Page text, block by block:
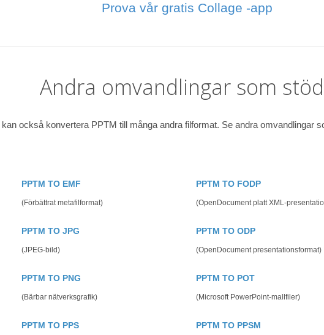
Prova vår gratis Collage -app
Andra omvandlingar som
kan också konvertera PPTM till många andra filformat. Se andra omvandlingar
PPTM TO EMF
(Förbättrat metafilformat)
PPTM TO FODP
(OpenDocument platt XML-
PPTM TO JPG
(JPEG-bild)
PPTM TO ODP
(OpenDocument presentationsformat)
PPTM TO PNG
(Bärbar nätverksgrafik)
PPTM TO POT
(Microsoft PowerPoint-mallfiler)
PPTM TO PPS PPTM TO PPSM